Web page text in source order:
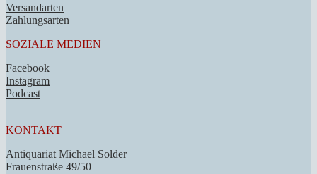
Versandarten
Zahlungsarten
SOZIALE MEDIEN
Facebook
Instagram
Podcast
KONTAKT
Antiquariat Michael Solder
Frauenstraße 49/50